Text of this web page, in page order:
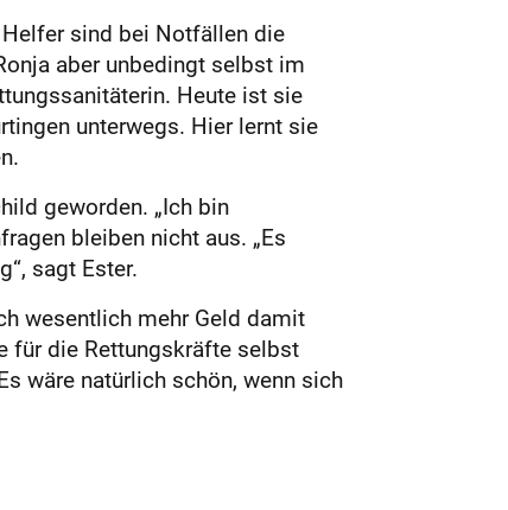
sind bei Notfällen die
aber unbedingt selbst im
Heute ist sie
unterwegs. Hier lernt sie
geworden. „Ich bin
bleiben nicht aus. „Es
sagt Ester.
wesentlich mehr Geld damit
für die Rettungskräfte selbst
wäre natürlich schön, wenn sich